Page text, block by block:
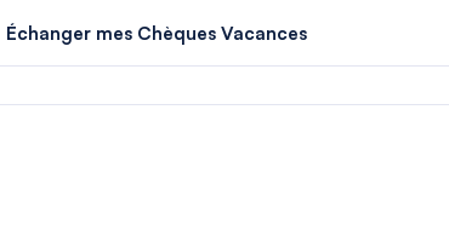
Échanger mes Chèques Vacances